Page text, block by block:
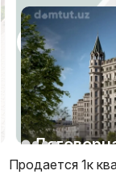
Продается 1к